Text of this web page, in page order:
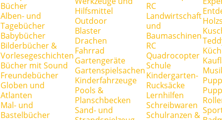
Bücher
Alben- und
Tagebücher
Babybücher
Bilderbücher &
Vorlesegeschichten
Bücher mit Sound
Freundebücher
Globen und
Atlanten
Mal- und
Bastelbücher
Hilfsmittel
Outdoor
Blaster
Drachen
Fahrrad
Gartengeräte
Gartenspielsachen
Kinderfahrzeuge
Pools &
Planschbecken
Sand- und
RC
Landwirtschaft
und
Baumaschinen
RC
Quadrocopter
Schule
Kindergarten-
Rucksäcke
Lernhilfen
Schreibwaren
Schulranzen &